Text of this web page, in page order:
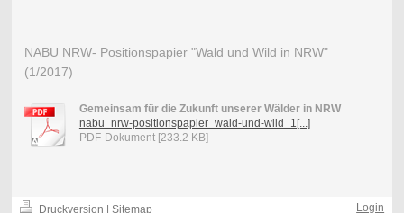
NABU NRW- Positionspapier "Wald und Wild in NRW"
(1/2017)
Gemeinsam für die Zukunft unserer Wälder in NRW
nabu_nrw-positionspapier_wald-und-wild_1[...]
PDF-Dokument [233.2 KB]
Druckversion Sitemap Login